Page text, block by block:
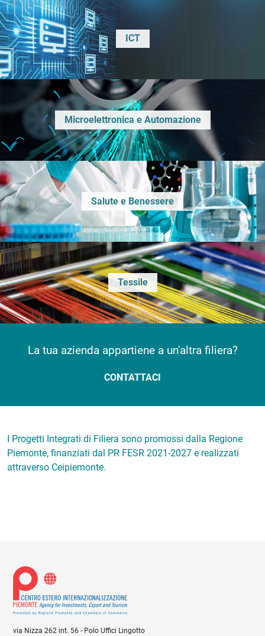
ICT
Microelettronica e Automazione
Salute e Benessere
Tessile
La tua azienda appartiene a un'altra filiera?
CONTATTACI
I Progetti Integrati di Filiera sono promossi dalla Regione
Piemonte, finanziati dal PR FESR 2021-2027 e realizzati
attraverso Ceipiemonte.
via Nizza 262 int. 56 - Polo Uffici Lingotto